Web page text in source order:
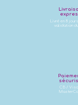
Livré en 8
validation
CB /